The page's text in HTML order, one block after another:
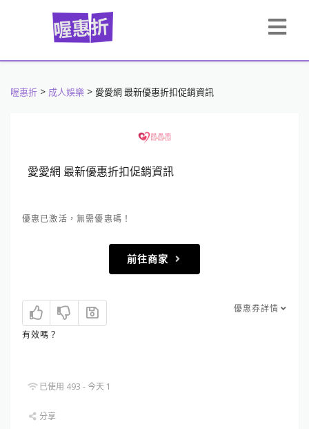
喔惠折 > 成人娛樂 > 愛愛網 最新優惠折扣促銷資訊
愛愛網 最新優惠折扣促銷資訊
優惠已激活，無需優惠碼！
前往商家
有效嗎？
優惠券詳情
已使用 493 - 今天 1
分享